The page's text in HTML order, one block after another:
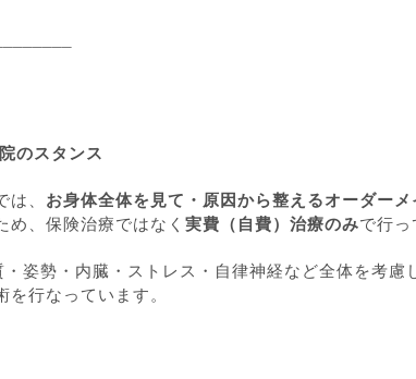
のスタンス
は、 お身体全体を見て・原因から整えるオーダーメ
め、保険治療ではなく 実費（自費）治療のみで行っ
・姿勢・内臓・ストレス・自律神経など全体を考
を行なっています。